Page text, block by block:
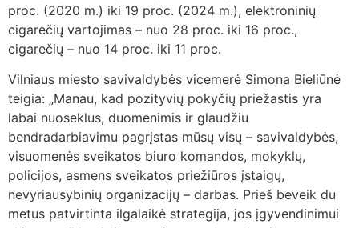
proc. (2020 m.) iki 19 proc. (2024 m.), elektroninių
cigarečių vartojimas – nuo 28 proc. iki 16 proc.,
cigarečių – nuo 14 proc. iki 11 proc.
Vilniaus miesto savivaldybės vicemerė Simona Bieliūnė
teigia: „Manau, kad pozityvių pokyčių priežastis yra
labai nuoseklus, duomenimis ir glaudžiu
bendradarbiavimu pagrįstas mūsų visų – savivaldybės,
visuomenės sveikatos biuro komandos, mokyklų,
policijos, asmens sveikatos priežiūros įstaigų,
nevyriausybinių organizacijų – darbas. Prieš beveik du
metus patvirtinta ilgalaikė strategija, jos įgyvendinimui